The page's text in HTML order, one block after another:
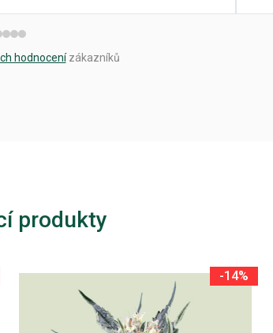
hodnocenízákazníků
produkty
-14%